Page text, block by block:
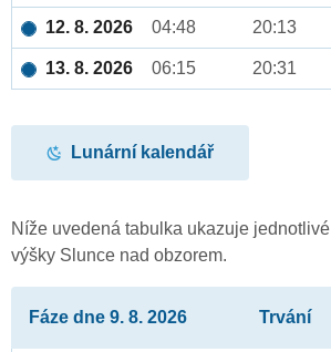
12. 8. 2026 04:48 20:13
13. 8. 2026 06:15 20:31
Lunární kalendář
Níže uvedená tabulka ukazuje jednotlivé
výšky Slunce nad obzorem.
Fáze dne 9. 8. 2026 Trvání